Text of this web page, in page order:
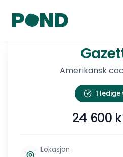
Gazette’s
Amerikansk
1
24 600
Lokasjon